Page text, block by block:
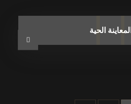
المعاينة الحية